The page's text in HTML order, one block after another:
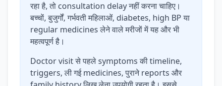
रहा है, तो consultation delay नहीं करना चाहिए।
बच्चों, बुजुर्गों, गर्भवती महिलाओं, diabetes, high BP या
regular medicines लेने वाले मरीजों में यह और भी
महत्वपूर्ण है।
Doctor visit से पहले symptoms की timeline,
triggers, ली गई medicines, पुराने reports और